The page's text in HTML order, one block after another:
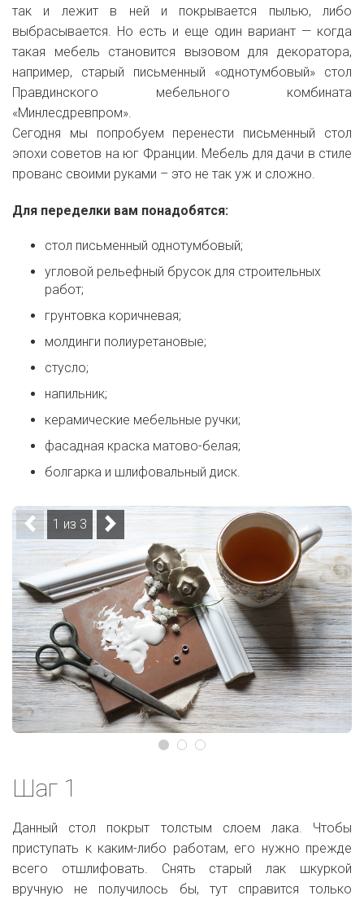
так и лежит в ней и покрывается пылью, либо
выбрасывается. Но есть и еще один вариант — когда
такая мебель становится вызовом для декоратора,
например, старый письменный «однотумбовый» стол
Правдинского мебельного комбината
«Минлесдревпром».
Сегодня мы попробуем перенести письменный стол
эпохи советов на юг Франции. Мебель для дачи в стиле
прованс своими руками – это не так уж и сложно.
Для переделки вам понадобятся:
стол письменный однотумбовый;
угловой рельефный брусок для строительных
работ;
грунтовка коричневая;
молдинги полиуретановые;
стусло;
напильник;
керамические мебельные ручки;
фасадная краска матово-белая;
болгарка и шлифовальный диск.
1 из 3
Шаг 1
Данный стол покрыт толстым слоем лака. Чтобы
приступать к каким-либо работам, его нужно прежде
всего отшлифовать. Снять старый лак шкуркой
вручную не получилось бы, тут справится только